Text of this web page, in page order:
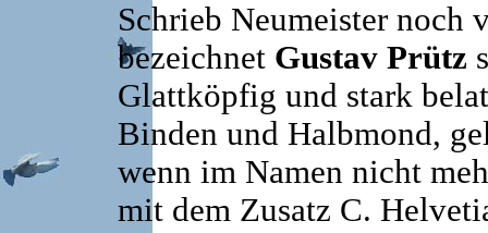
Schrieb Neumeister noch
bezeichnet Gustav Prütz
Glattköpfig und stark
Binden und Halbmond,
wenn im Namen nicht
mit dem Zusatz C.